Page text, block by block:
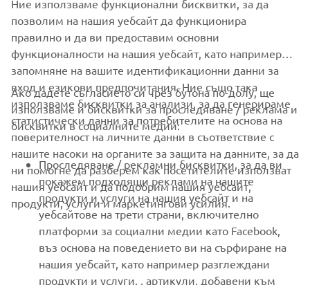
CORPORATE
FOR BUSINESS
MORE YAMAHA
SUPPORT
НОВИНАРСКИ БЮЛЕТИН
Ние използваме функционални бисквитки, за да
позволим на нашия уебсайт да функционира
правилно и да ви предоставим основни
функционалности на нашия уебсайт, като например
запомняне на вашите идентификационни данни за
вход и езикови предпочитания. Ние също така
използваме бисквитки за анализи, за да генерираме
статистически данни за потребителите на основа на
поверителност на личните данни в съответствие с
нашите насоки на органите за защита на данните, за да
ни помогне да разберем как посетителите използват
нашия уебсайт и да подобрим нашия уебсайт,
продукти, услуги и маркетингови усилия.
Ако дадете съгласието си чрез бутона по-долу, ще
използваме и бисквитки за проследяване / реклама и
бисквитки в социалните медии:
Проследяване / рекламни бисквитки, за да ви
покажем подходящи реклами на нашите
продукти и услуги на нашия уебсайт и на
уебсайтове на трети страни, включително
платформи за социални медии като Facebook,
въз основа на поведението ви на сърфиране на
нашия уебсайт, като например разглеждани
продукти и услуги. , артикули, добавени към